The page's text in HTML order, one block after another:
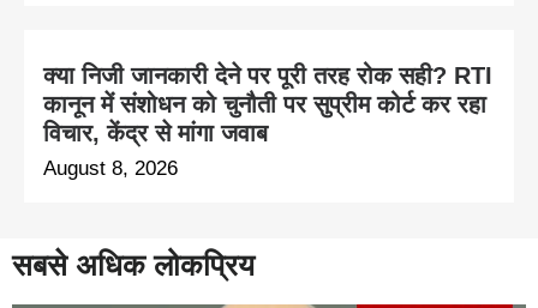
क्या निजी जानकारी देने पर पूरी तरह रोक सही? RTI
कानून में संशोधन को चुनौती पर सुप्रीम कोर्ट कर रहा
विचार, केंद्र से मांगा जवाब
August 8, 2026
सबसे अधिक लोकप्रिय